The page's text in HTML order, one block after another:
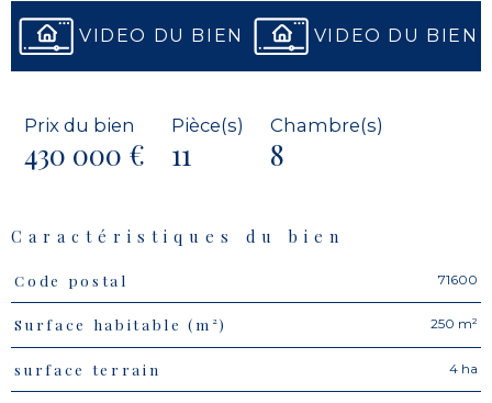
VIDEO DU BIEN VIDEO DU BIEN
Prix du bien
430 000 €
Pièce(s)
11
Chambre(s)
8
Caractéristiques du bien
Caractéristiques Valeurs
Code postal 71600
Surface habitable (m²) 250 m²
surface terrain 4 ha